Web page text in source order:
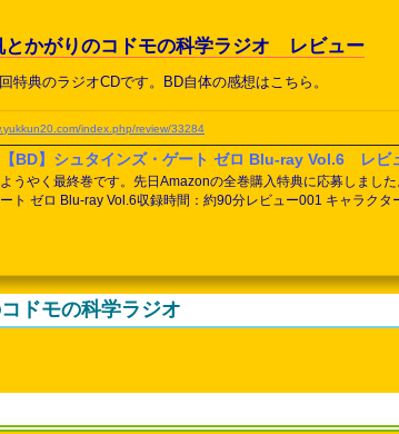
とかがりのコドモの科学ラジオ レビュー
特典のラジオCDです。BD自体の感想はこちら。
index.php/review/33284
【BD】シュタインズ・ゲート ゼロ Blu-ray Vol.6 レビ
ようやく最終巻です。先日Amazonの全巻購入特典に応募しまし
ート ゼロ Blu-ray Vol.6収録時間：約90分レビュー001 キャラク
ドモの科学ラジオ